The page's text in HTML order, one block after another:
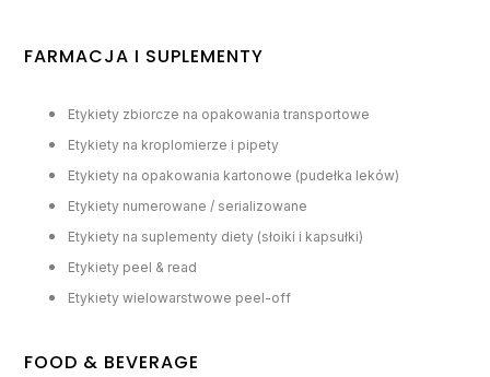
FARMACJA I SUPLEMENTY
Etykiety zbiorcze na opakowania transportowe
Etykiety na kroplomierze i pipety
Etykiety na opakowania kartonowe (pudełka leków)
Etykiety numerowane / serializowane
Etykiety na suplementy diety (słoiki i kapsułki)
Etykiety peel & read
Etykiety wielowarstwowe peel-off
FOOD & BEVERAGE